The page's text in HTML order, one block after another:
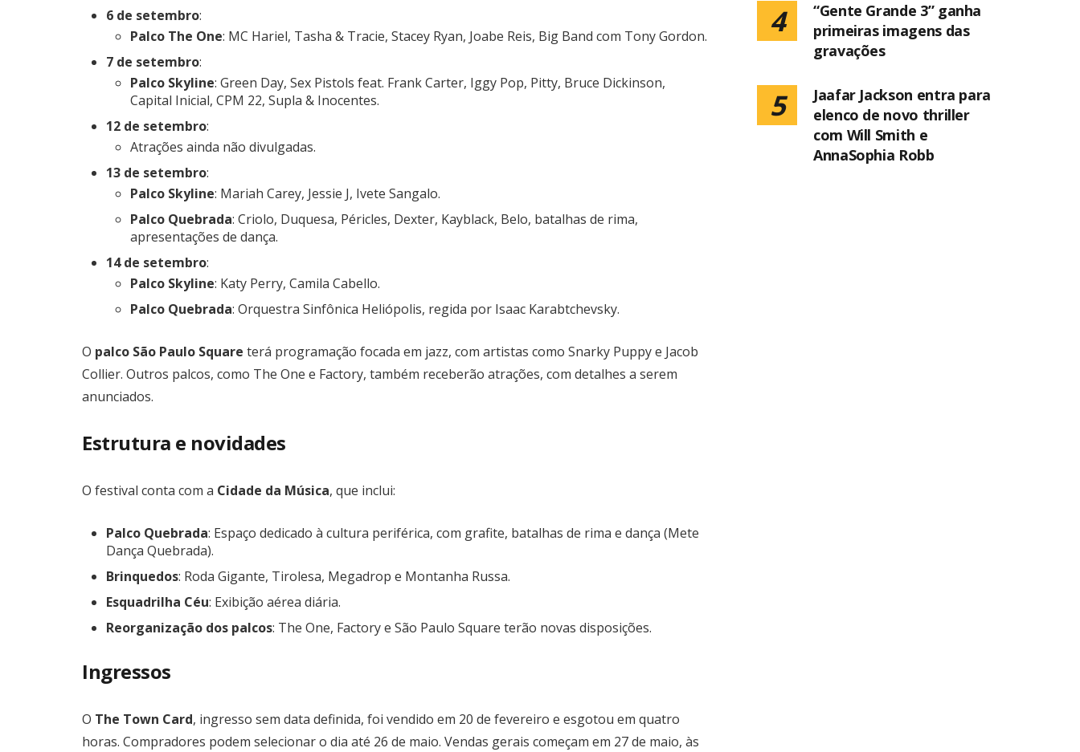
6 de setembro:
Palco The One: MC Hariel, Tasha & Tracie, Stacey Ryan, Joabe Reis, Big Band com Tony Gordon.
7 de setembro:
Palco Skyline: Green Day, Sex Pistols feat. Frank Carter, Iggy Pop, Pitty, Bruce Dickinson,
Capital Inicial, CPM 22, Supla & Inocentes.
12 de setembro:
Atrações ainda não divulgadas.
13 de setembro:
Palco Skyline: Mariah Carey, Jessie J, Ivete Sangalo.
Palco Quebrada: Criolo, Duquesa, Péricles, Dexter, Kayblack, Belo, batalhas de rima,
apresentações de dança.
14 de setembro:
Palco Skyline: Katy Perry, Camila Cabello.
Palco Quebrada: Orquestra Sinfônica Heliópolis, regida por Isaac Karabtchevsky.
O palco São Paulo Square terá programação focada em jazz, com artistas como Snarky Puppy e Jacob
Collier. Outros palcos, como The One e Factory, também receberão atrações, com detalhes a serem
anunciados.
Estrutura e novidades
O festival conta com a Cidade da Música, que inclui:
Palco Quebrada: Espaço dedicado à cultura periférica, com grafite, batalhas de rima e dança (Mete
Dança Quebrada).
Brinquedos: Roda Gigante, Tirolesa, Megadrop e Montanha Russa.
Esquadrilha Céu: Exibição aérea diária.
Reorganização dos palcos: The One, Factory e São Paulo Square terão novas disposições.
Ingressos
O The Town Card, ingresso sem data definida, foi vendido em 20 de fevereiro e esgotou em quatro
horas. Compradores podem selecionar o dia até 26 de maio. Vendas gerais começam em 27 de maio, às
4
“Gente Grande 3” ganha
primeiras imagens das
gravações
5
Jaafar Jackson entra para
elenco de novo thriller
com Will Smith e
AnnaSophia Robb